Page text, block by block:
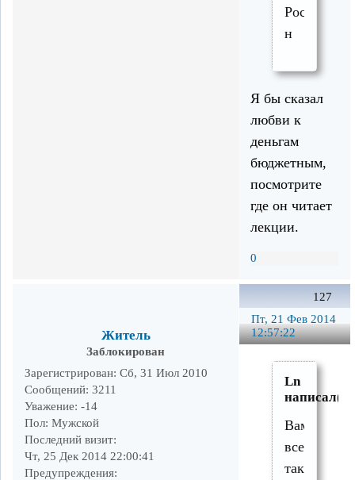
России,
н
Я бы сказал
любви к
деньгам
бюджетным,
посмотрите
где он читает
лекции.
0
127
Пт, 21 Фев 2014
12:57:22
Житель
Заблокирован
Зарегистрирован: Сб, 31 Июл 2010
Сообщений: 3211
Уважение: -14
Пол: Мужской
Последний визит:
Чт, 25 Дек 2014 22:00:41
Предупреждения:
Ln
Вам
все-
таки